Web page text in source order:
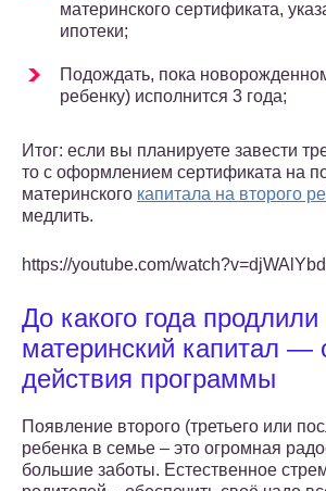
материнского сертификата,
ипотеки;
Подождать, пока
ребенку) исполнится 3 года;
Итог: если вы планируете завести
то с оформлением сертификата на
материнского капитала на второго
медлить.
https://youtube.com/
До какого года продлили
материнский капитал —
действия программы
Появление второго (третьего или
ребенка в семье – это огромная
большие заботы. Естественное